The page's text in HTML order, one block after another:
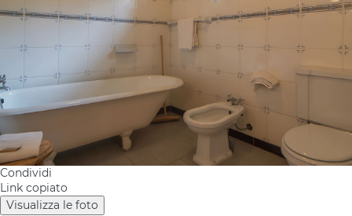
Condividi
Link copiato
Visualizza le foto